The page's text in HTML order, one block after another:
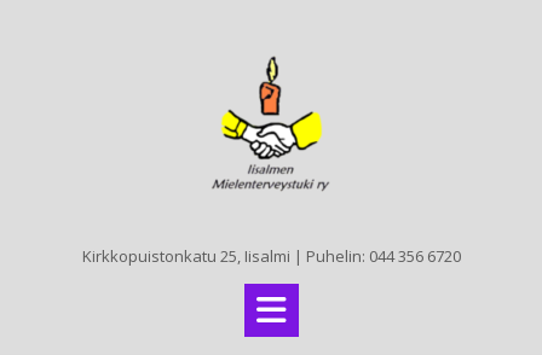
Kirkkopuistonkatu 25, Iisalmi | Puhelin: 044 356 6720